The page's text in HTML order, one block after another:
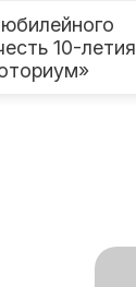
10-летия